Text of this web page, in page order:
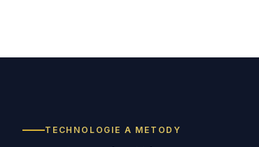
TECHNOLOGIE A METODY